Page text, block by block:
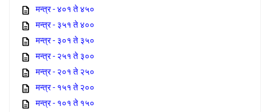
मन्त्र - ४०१ ते ४५०
मन्त्र - ३५१ ते ४००
मन्त्र - ३०१ ते ३५०
मन्त्र - २५१ ते ३००
मन्त्र - २०१ ते २५०
मन्त्र - १५१ ते २००
मन्त्र - १०१ ते १५०